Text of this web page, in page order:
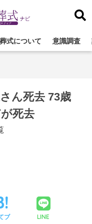
式について 意識調査
ん死去 73歳
死去
ブ LINE